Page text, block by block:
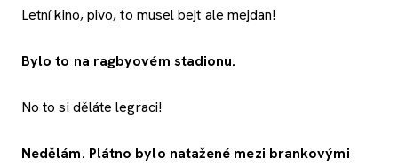
Letní kino, pivo, to musel bejt ale mejdan!
Bylo to na ragbyovém stadionu.
No to si děláte legraci!
Nedělám. Plátno bylo natažené mezi brankovými